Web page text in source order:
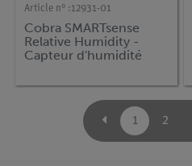
Article n° :12931-01
Cobra SMARTsense
Relative Humidity -
Capteur d'humidité
(Bluetooth + USB)
1 2